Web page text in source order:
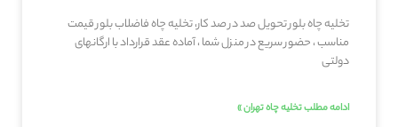
تخلیه چاه بلور تحویل صد در صد کار، تخلیه چاه فاضلاب بلور قیمت
مناسب ، حضور سریع در منزل شما ، آماده عقد قرارداد با ارگانهای
دولتی
ادامه مطلب تخلیه چاه تهران »